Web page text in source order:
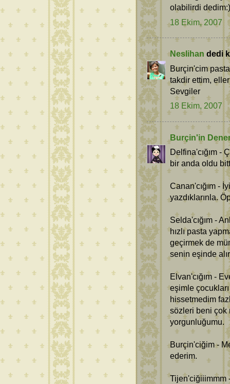
olabilirdi
18 Ekim, 2007
Neslihan dedi
Burçin'cim
takdir ettim,
Sevgiler
18 Ekim, 2007
Burçin'in
Delfina'cığım -
bir anda oldu
Canan'cığım -
yazdıklarınla.
Selda'cığım -
hızlı pasta
geçirmek de
senin eşinde
Elvan'cığım -
eşimle
hissetmedim
sözleri beni çok
yorgunluğumu.
Burçin'ciğim -
ederim.
Tijen'ciğiiimmm